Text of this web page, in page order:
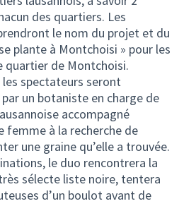
des quartiers. Les
le nom du projet et du
plante à Montchoisi » pour les
quartier de Montchoisi.
les spectateurs seront
un botaniste en charge de
accompagné
femme à la recherche de
une graine qu’elle a trouvée.
le duo rencontrera la
sélecte liste noire, tentera
d’un boulot avant de